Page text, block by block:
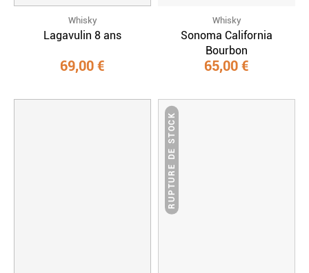
Whisky
Lagavulin 8 ans
69,00 €
Whisky
Sonoma California
Bourbon
65,00 €
RUPTURE DE STOCK